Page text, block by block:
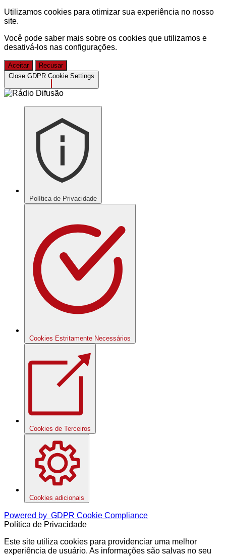
Utilizamos cookies para otimizar sua experiência no nosso
site.
Você pode saber mais sobre os cookies que utilizamos e
desativá-los nas configurações.
Aceitar
Recusar
Close GDPR Cookie Settings
Política de Privacidade
Cookies Estritamente Necessários
Cookies de Terceiros
Cookies adicionais
Powered by GDPR Cookie Compliance
Política de Privacidade
Este site utiliza cookies para providenciar uma melhor
experiência de usuário. As informações são salvas no seu